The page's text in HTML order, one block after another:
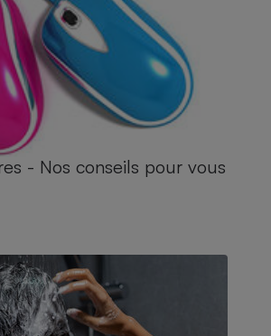
- Nos conseils pour vous